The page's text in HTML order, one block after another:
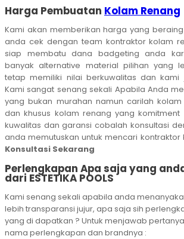
Harga Pembuatan Kolam Renang
Kami akan memberikan harga yang
anda cek dengan team kontraktor kolam
siap membatu dana badgeting anda
banyak alternative material pilihan yang
tetap memiliki nilai berkuwalitas dan kami
Kami sangat senang sekali Apabila Anda
yang bukan murahan namun carilah
dan khusus kolam renang yang
kuwalitas dan garansi cobalah konsultasi
anda memutuskan untuk mencari kontraktor
Konsultasi Sekarang
Perlengkapan Apa saja yang
dari ESTETIKA POOLS
Kami senang sekali apabila anda
lebih transparansi jujur, apa saja sih
yang di dapatkan ? Untuk menjawab
nama perlengkapan dan brandnya :